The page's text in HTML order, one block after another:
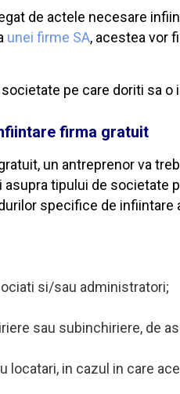
de actele necesare
unei firme SA, acestea vor
pe care doriti sa o
firma gratuit
un antreprenor va
tipului de societate
specifice de infiintare
si/sau administratori;
sau subinchiriere, de
locatari, in cazul in care